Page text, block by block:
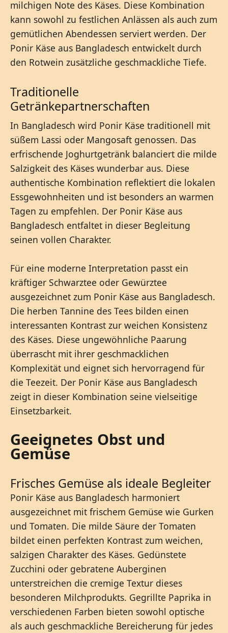
milchigen Note des Käses. Diese Kombination
kann sowohl zu festlichen Anlässen als auch zum
gemütlichen Abendessen serviert werden. Der
Ponir Käse aus Bangladesch entwickelt durch
den Rotwein zusätzliche geschmackliche Tiefe.
Traditionelle
Getränkepartnerschaften
In Bangladesch wird Ponir Käse traditionell mit
süßem Lassi oder Mangosaft genossen. Das
erfrischende Joghurtgetränk balanciert die milde
Salzigkeit des Käses wunderbar aus. Diese
authentische Kombination reflektiert die lokalen
Essgewohnheiten und ist besonders an warmen
Tagen zu empfehlen. Der Ponir Käse aus
Bangladesch entfaltet in dieser Begleitung
seinen vollen Charakter.
Für eine moderne Interpretation passt ein
kräftiger Schwarztee oder Gewürztee
ausgezeichnet zum Ponir Käse aus Bangladesch.
Die herben Tannine des Tees bilden einen
interessanten Kontrast zur weichen Konsistenz
des Käses. Diese ungewöhnliche Paarung
überrascht mit ihrer geschmacklichen
Komplexität und eignet sich hervorragend für
die Teezeit. Der Ponir Käse aus Bangladesch
zeigt in dieser Kombination seine vielseitige
Einsetzbarkeit.
Geeignetes Obst und
Gemüse
Frisches Gemüse als ideale Begleiter
Ponir Käse aus Bangladesch harmoniert
ausgezeichnet mit frischem Gemüse wie Gurken
und Tomaten. Die milde Säure der Tomaten
bildet einen perfekten Kontrast zum weichen,
salzigen Charakter des Käses. Gedünstete
Zucchini oder gebratene Auberginen
unterstreichen die cremige Textur dieses
besonderen Milchprodukts. Gegrillte Paprika in
verschiedenen Farben bieten sowohl optische
als auch geschmackliche Bereicherung für jedes